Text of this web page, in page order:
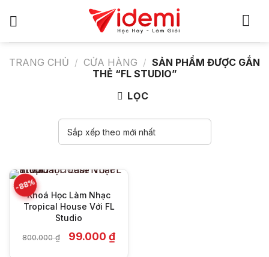
TRANG CHỦ / CỬA HÀNG / SẢN PHẨM ĐƯỢC GẮN
THẺ “FL STUDIO”
LỌC
-88%
Khoá Học Làm Nhạc
Tropical House Với FL
Studio
800.000₫ Giá
gốc
99.000 ₫Giá
hiện